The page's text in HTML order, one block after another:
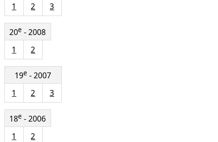
1
2 3
20e - 2008
1
2
19e - 2007
1
2 3
18e - 2006
1
2